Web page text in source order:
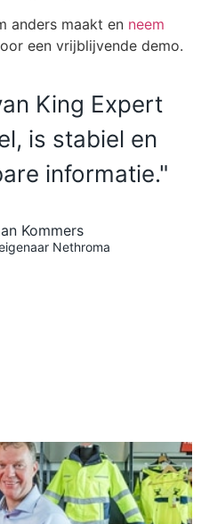
anders maakt en neem
een vrijblijvende demo.
King Expert
is stabiel en
informatie."
Kommers
Nethroma